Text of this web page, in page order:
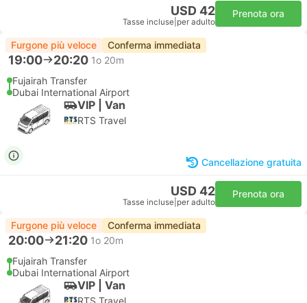
USD 42
Tasse incluse per adulto
Prenota ora
Furgone più veloce Conferma immediata
19:00 20:20 1o 20m
Fujairah Transfer
Dubai International Airport
VIP | Van
RTS Travel
Cancellazione gratuita
USD 42
Tasse incluse per adulto
Prenota ora
Furgone più veloce Conferma immediata
20:00 21:20 1o 20m
Fujairah Transfer
Dubai International Airport
VIP | Van
RTS Travel